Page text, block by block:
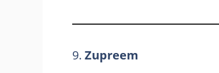
9. Zupreem